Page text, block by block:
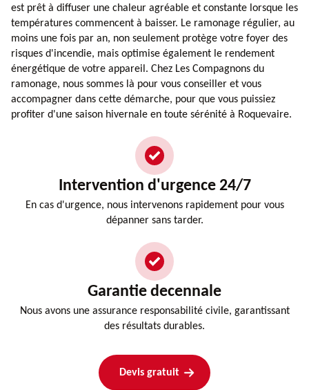
est prêt à diffuser une chaleur agréable et constante lorsque les
températures commencent à baisser. Le ramonage régulier, au
moins une fois par an, non seulement protège votre foyer des
risques d'incendie, mais optimise également le rendement
énergétique de votre appareil. Chez Les Compagnons du
ramonage, nous sommes là pour vous conseiller et vous
accompagner dans cette démarche, pour que vous puissiez
profiter d'une saison hivernale en toute sérénité à Roquevaire.
Intervention d'urgence 24/7
En cas d'urgence, nous intervenons rapidement pour vous
dépanner sans tarder.
Garantie decennale
Nous avons une assurance responsabilité civile, garantissant
des résultats durables.
Devis gratuit